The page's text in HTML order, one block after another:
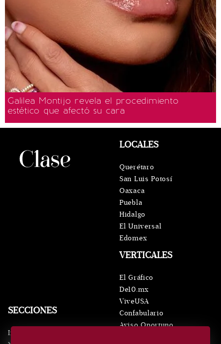
Galilea Montijo revela el procedimiento
estético que afectó su cara
SECCIONES
Inicio
VERTICALES
El Gráfico
De10.mx
ViveUSA
Confabulario
Aviso Oportuno
LOCALES
Querétaro
San Luis Potosí
Oaxaca
Puebla
Hidalgo
El Universal
Edomex